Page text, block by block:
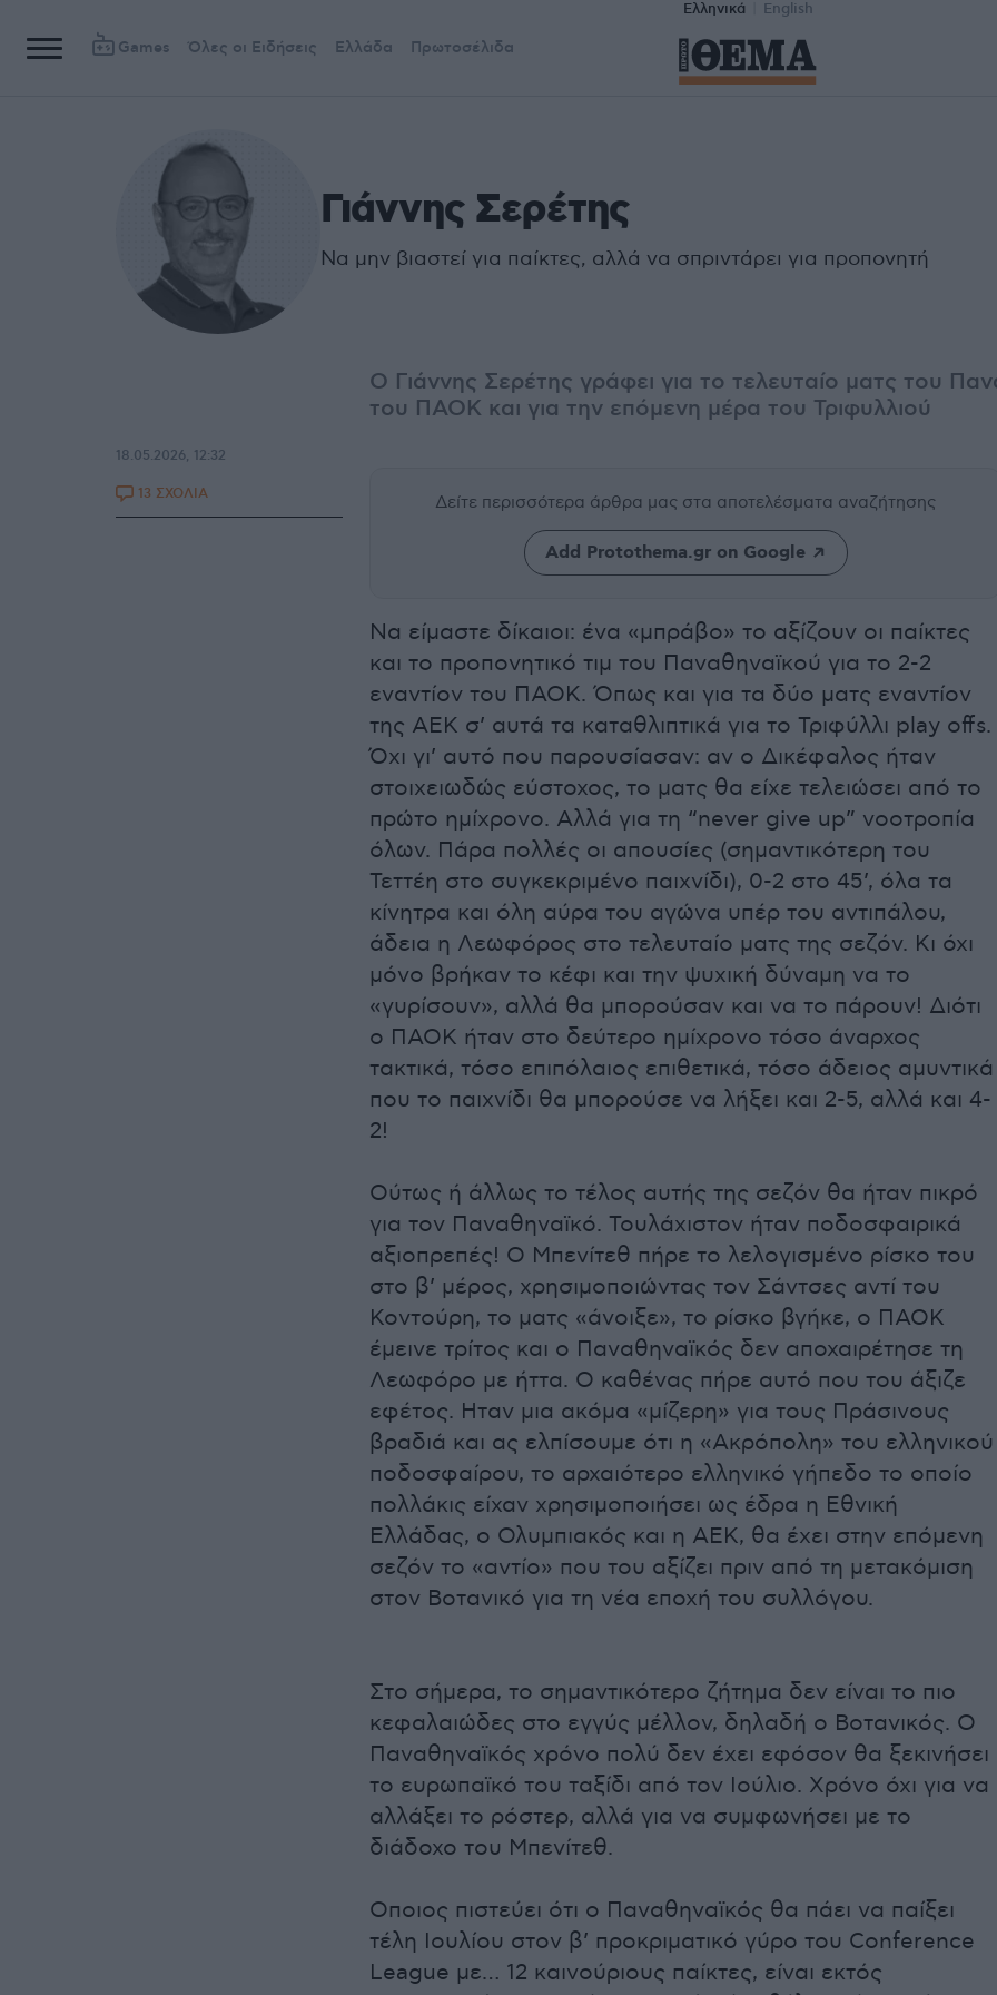
Ελληνικά English
Games Όλες οι Ειδήσεις Ελλάδα Πρωτοσέλιδα
Γιάννης Σερέτης
Να μην βιαστεί για παίκτες, αλλά να σπριντάρει για προπονητή
Ο Γιάννης Σερέτης γράφει για το τελευταίο ματς του
του ΠΑΟΚ και για την επόμενη μέρα του Τριφυλλιού
Δείτε περισσότερα άρθρα μας στα αποτελέσματα αναζήτησης
Add Protothema.gr on Google
Να είμαστε δίκαιοι: ένα «μπράβο» το αξίζουν οι παίκτες
και το προπονητικό τιμ του Παναθηναϊκού για το 2-2
εναντίον του ΠΑΟΚ. Όπως και για τα δύο ματς εναντίον
της ΑΕΚ σ’ αυτά τα καταθλιπτικά για το Τριφύλλι play offs.
Όχι γι’ αυτό που παρουσίασαν: αν ο Δικέφαλος ήταν
στοιχειωδώς εύστοχος, το ματς θα είχε τελειώσει από το
πρώτο ημίχρονο. Αλλά για τη “never give up” νοοτροπία
όλων. Πάρα πολλές οι απουσίες (σημαντικότερη του
Τεττέη στο συγκεκριμένο παιχνίδι), 0-2 στο 45’, όλα τα
κίνητρα και όλη αύρα του αγώνα υπέρ του αντιπάλου,
άδεια η Λεωφόρος στο τελευταίο ματς της σεζόν. Κι όχι
μόνο βρήκαν το κέφι και την ψυχική δύναμη να το
«γυρίσουν», αλλά θα μπορούσαν και να το πάρουν! Διότι
ο ΠΑΟΚ ήταν στο δεύτερο ημίχρονο τόσο άναρχος
τακτικά, τόσο επιπόλαιος επιθετικά, τόσο άδειος αμυντικά
που το παιχνίδι θα μπορούσε να λήξει και 2-5, αλλά και 4-
2!
Ούτως ή άλλως το τέλος αυτής της σεζόν θα ήταν πικρό
για τον Παναθηναϊκό. Τουλάχιστον ήταν ποδοσφαιρικά
αξιοπρεπές! Ο Μπενίτεθ πήρε το λελογισμένο ρίσκο του
στο β’ μέρος, χρησιμοποιώντας τον Σάντσες αντί του
Κοντούρη, το ματς «άνοιξε», το ρίσκο βγήκε, ο ΠΑΟΚ
έμεινε τρίτος και ο Παναθηναϊκός δεν αποχαιρέτησε τη
Λεωφόρο με ήττα. Ο καθένας πήρε αυτό που του άξιζε
εφέτος. Ηταν μια ακόμα «μίζερη» για τους Πράσινους
βραδιά και ας ελπίσουμε ότι η «Ακρόπολη» του ελληνικού
ποδοσφαίρου, το αρχαιότερο ελληνικό γήπεδο το οποίο
πολλάκις είχαν χρησιμοποιήσει ως έδρα η Εθνική
Ελλάδας, ο Ολυμπιακός και η ΑΕΚ, θα έχει στην επόμενη
σεζόν το «αντίο» που του αξίζει πριν από τη μετακόμιση
στον Βοτανικό για τη νέα εποχή του συλλόγου.
Στο σήμερα, το σημαντικότερο ζήτημα δεν είναι το πιο
κεφαλαιώδες στο εγγύς μέλλον, δηλαδή ο Βοτανικός. Ο
Παναθηναϊκός χρόνο πολύ δεν έχει εφόσον θα ξεκινήσει
το ευρωπαϊκό του ταξίδι από τον Ιούλιο. Χρόνο όχι για να
αλλάξει το ρόστερ, αλλά για να συμφωνήσει με το
διάδοχο του Μπενίτεθ.
Οποιος πιστεύει ότι ο Παναθηναϊκός θα πάει να παίξει
τέλη Ιουλίου στον β’ προκριματικό γύρο του Conference
League με… 12 καινούριους παίκτες, είναι εκτός
18.05.2026, 12:32
13 ΣΧΟΛΙΑ